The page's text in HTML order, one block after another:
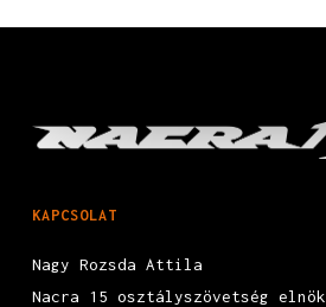
KAPCSOLAT
Nagy Rozsda Attila
Nacra 15 osztályszövetség elnök